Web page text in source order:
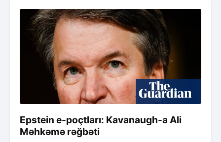
Epstein e-poçtları: Kavanaugh-a Ali
Məhkəmə rəğbəti